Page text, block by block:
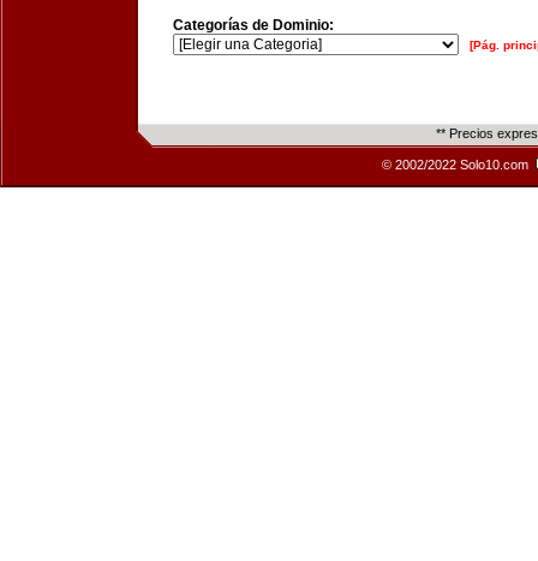
Categorías de Dominio:
[Pág.
** Precios
© 2002/2022 Solo10.com